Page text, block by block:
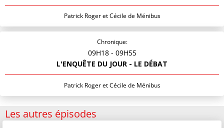
Patrick Roger et Cécile de Ménibus
Chronique:
09H18 - 09H55
L'ENQUÊTE DU JOUR - LE DÉBAT
Patrick Roger et Cécile de Ménibus
Les autres épisodes